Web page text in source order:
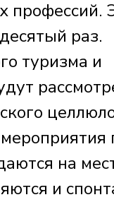
профессий.
раз.
туризма и
на
и